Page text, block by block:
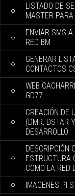
LISTADO DE
MASTER
ENVIAR SMS A
RED BM
GENERAR
CONTACTOS
WEB
GD77
CREACIÓN DE
(DMR, DSTAR
DESARROLLO
DESCRIPCIÓN
ESTRUCTURA
COMO LA RED
IMAGENES PI